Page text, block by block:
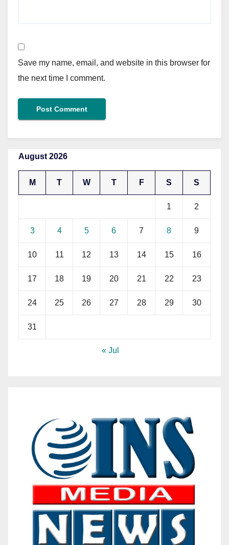
Save my name, email, and website in this browser for
the next time I comment.
August 2026
M T W T F S S
1 2
3 4 5 6 7 8 9
10 11 12 13 14 15 16
17 18 19 20 21 22 23
24 25 26 27 28 29 30
31
« Jul